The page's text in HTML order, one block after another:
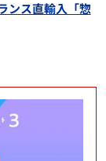
ンス直輸入「惣